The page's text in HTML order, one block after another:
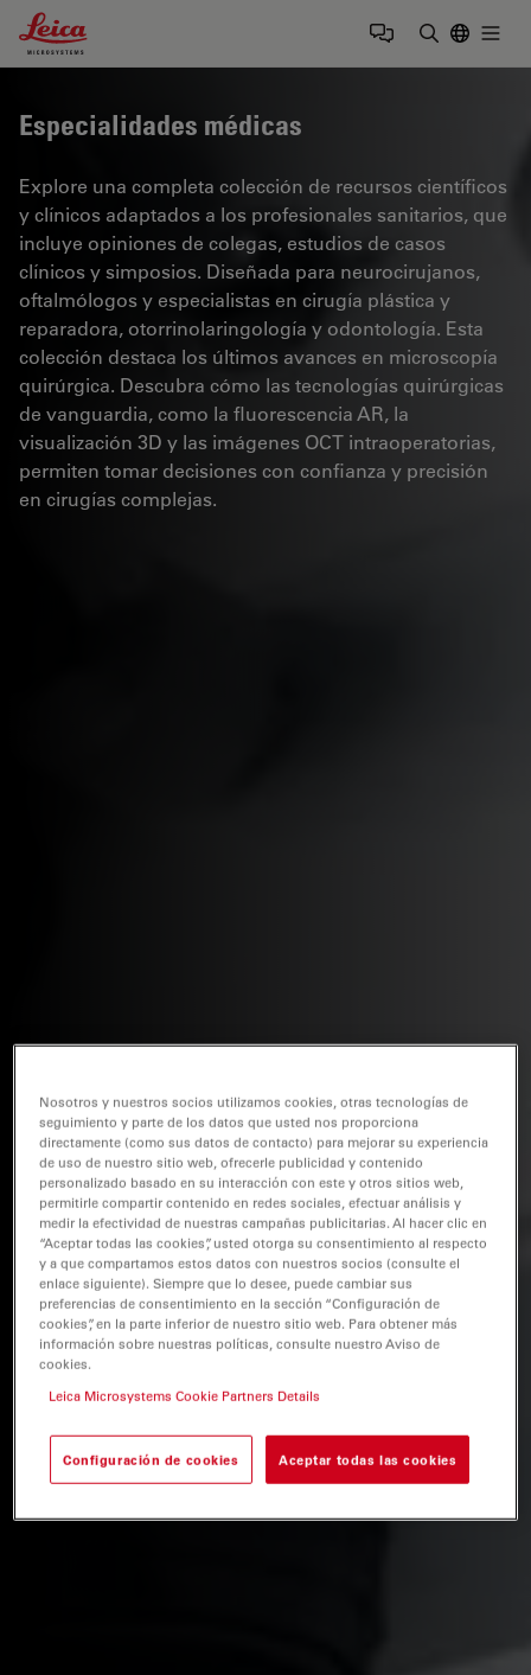
Leica Microsystems Logo
Especialidades médicas
Explore una completa colección de recursos científicos
y clínicos adaptados a los profesionales sanitarios, que
incluye opiniones de colegas, estudios de casos
clínicos y simposios. Diseñada para neurocirujanos,
oftalmólogos y especialistas en cirugía plástica y
reparadora, otorrinolaringología y odontología. Esta
colección destaca los últimos avances en microscopía
quirúrgica. Descubra cómo las tecnologías quirúrgicas
de vanguardia, como la fluorescencia AR, la
visualización 3D y las imágenes OCT intraoperatorias,
permiten tomar decisiones con confianza y precisión
en cirugías complejas.
Nosotros y nuestros socios utilizamos cookies, otras tecnologías de
seguimiento y parte de los datos que usted nos proporciona
directamente (como sus datos de contacto) para mejorar su experiencia
de uso de nuestro sitio web, ofrecerle publicidad y contenido
personalizado basado en su interacción con este y otros sitios web,
permitirle compartir contenido en redes sociales, efectuar análisis y
medir la efectividad de nuestras campañas publicitarias. Al hacer clic en
“Aceptar todas las cookies”, usted otorga su consentimiento al respecto
y a que compartamos estos datos con nuestros socios (consulte el
enlace siguiente). Siempre que lo desee, puede cambiar sus
preferencias de consentimiento en la sección “Configuración de
cookies”, en la parte inferior de nuestro sitio web. Para obtener más
información sobre nuestras políticas, consulte nuestro Aviso de
cookies.
Leica Microsystems Cookie Partners Details
Configuración de cookies Aceptar todas las cookies